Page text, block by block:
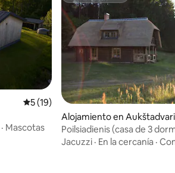
Calificación promedio: 5 de 5, 19
5 (19)
· Mascotas
Alojamiento en
Poilsiadienis (casa de 3
Jacuzzi · En la cercanía ·